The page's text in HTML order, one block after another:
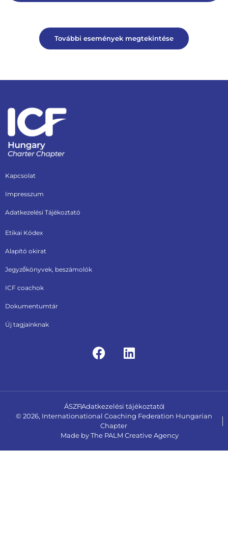
További események megtekintése
Kapcsolat
Impresszum
Adatkezelési Tájékoztató
Etikai Kódex
Alapító okirat
Jegyzőkönyvek, beszámolók
ICF coachok
Dokumentumtár
Új tagjainknak
ÁSZFAdatkezelési tájékoztató
© 2026, Internationational Coaching Federation Hungarian
Chapter
Made by The PALM Creative Agency